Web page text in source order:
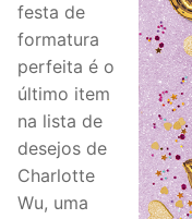
festa de
formatura
perfeita é o
último item
na lista de
desejos de
Charlotte
Wu, uma